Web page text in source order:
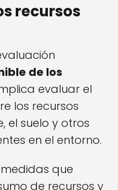
recursos
de los
evaluar el
los recursos
el suelo y otros
en el entorno.
que
de recursos y